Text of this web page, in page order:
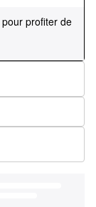
pour profiter de